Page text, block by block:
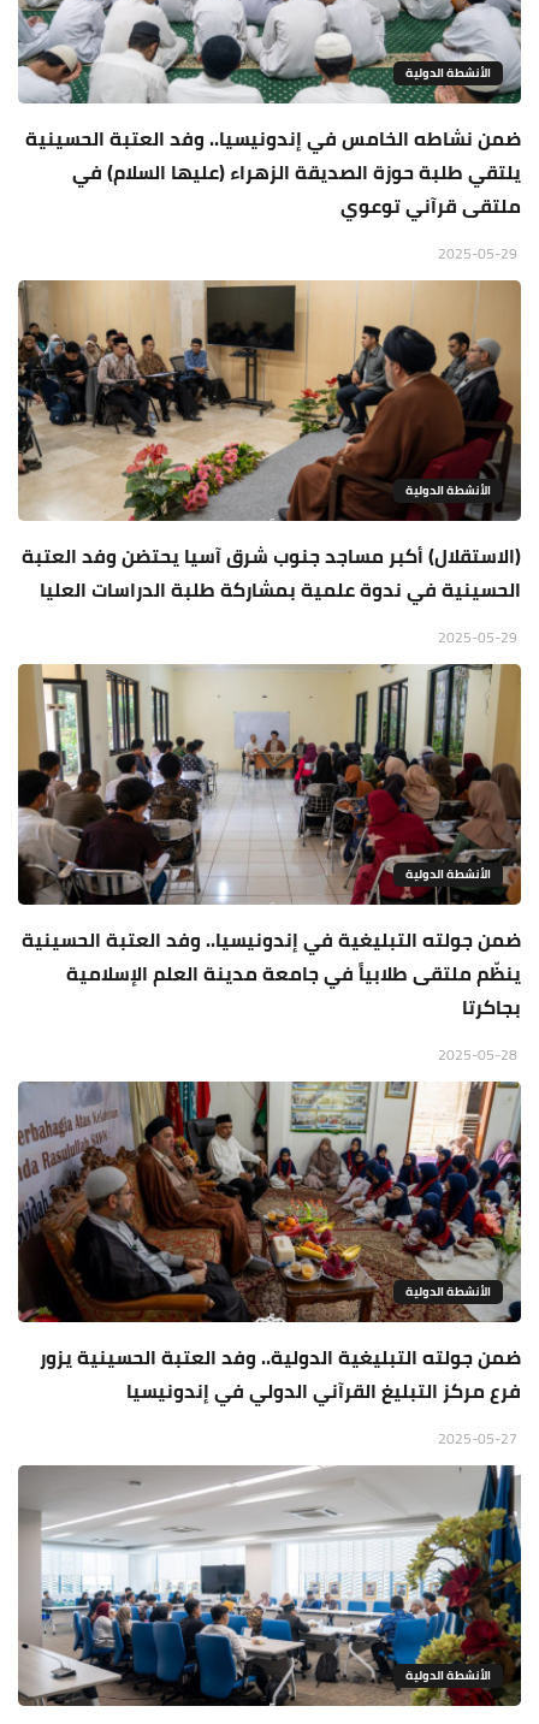
الأنشطة الدولية
ضمن نشاطه الخامس في إندونيسيا.. وفد العتبة الحسينية
يلتقي طلبة حوزة الصديقة الزهراء (عليها السلام) في
ملتقى قرآني توعوي
الأنشطة الدولية
(الاستقلال) أكبر مساجد جنوب شرق آسيا يحتضن وفد العتبة
الحسينية في ندوة علمية بمشاركة طلبة الدراسات العليا
الأنشطة الدولية
ضمن جولته التبليغية في إندونيسيا.. وفد العتبة الحسينية
ينظّم ملتقى طلابياً في جامعة مدينة العلم الإسلامية
بجاكرتا
الأنشطة الدولية
ضمن جولته التبليغية الدولية.. وفد العتبة الحسينية يزور
فرع مركز التبليغ القرآني الدولي في إندونيسيا
الأنشطة الدولية